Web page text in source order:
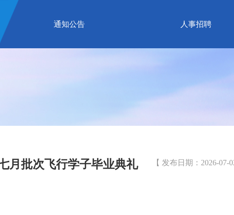
通知公告 人事招聘
月批次飞行学子毕业典礼 【 发布日期：2026-07-